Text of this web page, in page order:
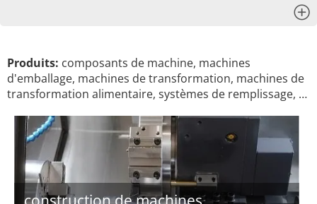
Produits: composants de machine, machines
d'emballage, machines de transformation, machines de
transformation alimentaire, systèmes de remplissage, …